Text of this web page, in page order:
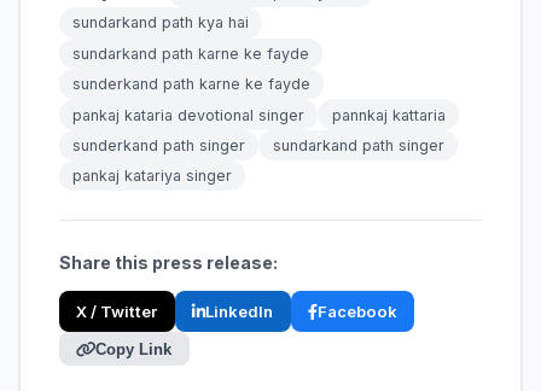
sundarkand path kya hai
sundarkand path karne ke fayde
sunderkand path karne ke fayde
pankaj kataria devotional singer
pannkaj kattaria
sunderkand path singer
sundarkand path singer
pankaj katariya singer
Share this press release:
X / Twitter LinkedIn Facebook
Copy Link